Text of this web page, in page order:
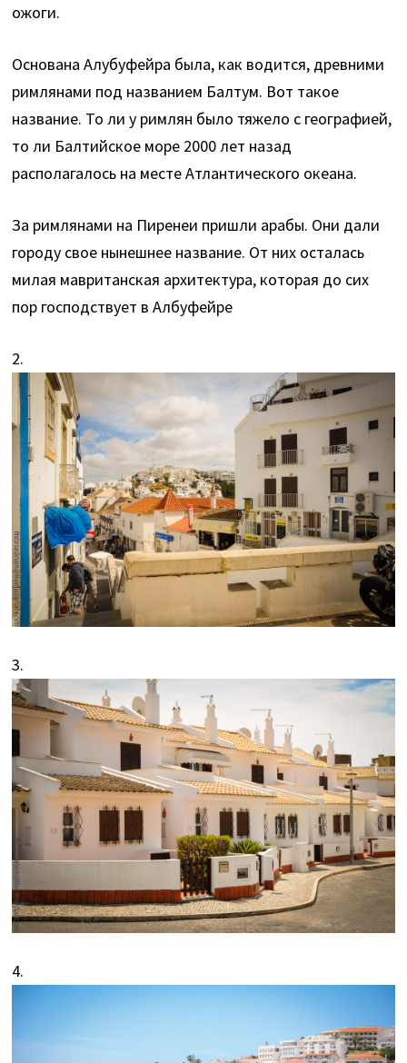
ожоги.
Основана Алубуфейра была, как водится, древними
римлянами под названием Балтум. Вот такое
название. То ли у римлян было тяжело с географией,
то ли Балтийское море 2000 лет назад
располагалось на месте Атлантического океана.
За римлянами на Пиренеи пришли арабы. Они дали
городу свое нынешнее название. От них осталась
милая мавританская архитектура, которая до сих
пор господствует в Албуфейре
2.
3.
4.